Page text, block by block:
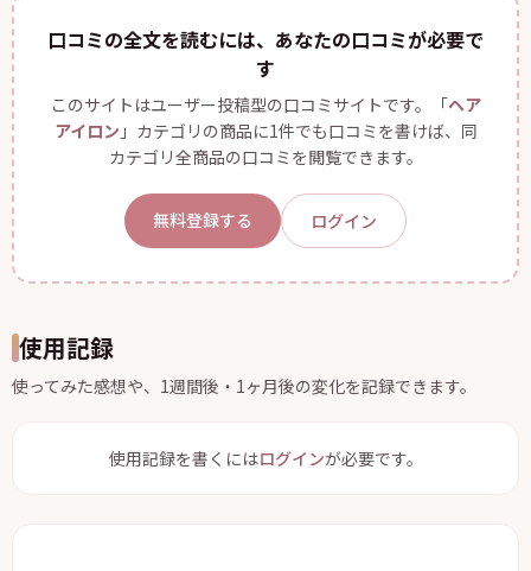
口コミの全文を読むには、あなたの口コミが必要で
す
このサイトはユーザー投稿型の口コミサイトです。「ヘア
アイロン 」カテゴリの商品に1件でも口コミを書けば、同
カテゴリ全商品の口コミを閲覧できます。
無料登録する ログイン
使用記録
使ってみた感想や、1週間後・1ヶ月後の変化を記録できます。
使用記録を書くにはログインが必要です。